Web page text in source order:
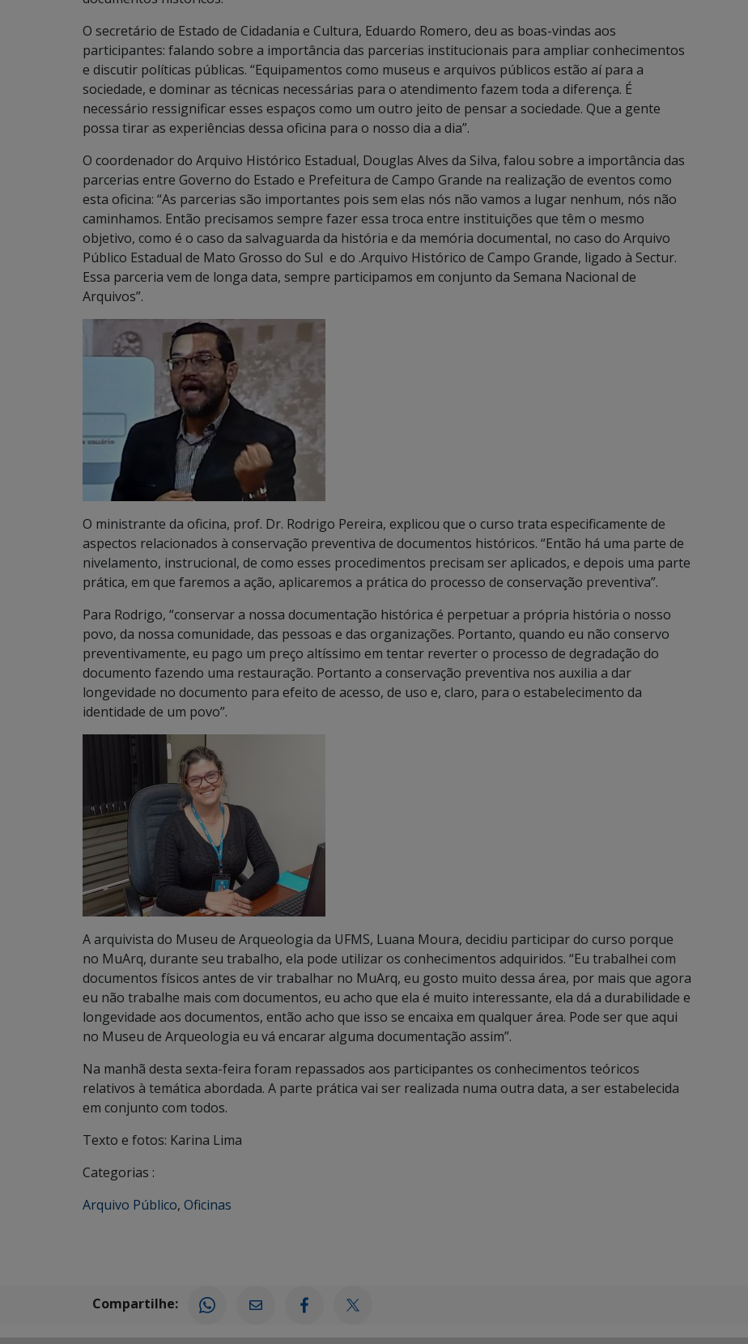
O secretário de Estado de Cidadania e Cultura, Eduardo Romero, deu as boas-vindas aos
participantes: falando sobre a importância das parcerias institucionais para ampliar conhecimentos
e discutir políticas públicas. “Equipamentos como museus e arquivos públicos estão aí para a
sociedade, e dominar as técnicas necessárias para o atendimento fazem toda a diferença. É
necessário ressignificar esses espaços como um outro jeito de pensar a sociedade. Que a gente
possa tirar as experiências dessa oficina para o nosso dia a dia”.
O coordenador do Arquivo Histórico Estadual, Douglas Alves da Silva, falou sobre a importância das
parcerias entre Governo do Estado e Prefeitura de Campo Grande na realização de eventos como
esta oficina: “As parcerias são importantes pois sem elas nós não vamos a lugar nenhum, nós não
caminhamos. Então precisamos sempre fazer essa troca entre instituições que têm o mesmo
objetivo, como é o caso da salvaguarda da história e da memória documental, no caso do Arquivo
Público Estadual de Mato Grosso do Sul e do .Arquivo Histórico de Campo Grande, ligado à Sectur.
Essa parceria vem de longa data, sempre participamos em conjunto da Semana Nacional de
Arquivos”.
O ministrante da oficina, prof. Dr. Rodrigo Pereira, explicou que o curso trata especificamente de
aspectos relacionados à conservação preventiva de documentos históricos. “Então há uma parte de
nivelamento, instrucional, de como esses procedimentos precisam ser aplicados, e depois uma parte
prática, em que faremos a ação, aplicaremos a prática do processo de conservação preventiva”.
Para Rodrigo, “conservar a nossa documentação histórica é perpetuar a própria história o nosso
povo, da nossa comunidade, das pessoas e das organizações. Portanto, quando eu não conservo
preventivamente, eu pago um preço altíssimo em tentar reverter o processo de degradação do
documento fazendo uma restauração. Portanto a conservação preventiva nos auxilia a dar
longevidade no documento para efeito de acesso, de uso e, claro, para o estabelecimento da
identidade de um povo”.
A arquivista do Museu de Arqueologia da UFMS, Luana Moura, decidiu participar do curso porque
no MuArq, durante seu trabalho, ela pode utilizar os conhecimentos adquiridos. “Eu trabalhei com
documentos físicos antes de vir trabalhar no MuArq, eu gosto muito dessa área, por mais que agora
eu não trabalhe mais com documentos, eu acho que ela é muito interessante, ela dá a durabilidade e
longevidade aos documentos, então acho que isso se encaixa em qualquer área. Pode ser que aqui
no Museu de Arqueologia eu vá encarar alguma documentação assim”.
Na manhã desta sexta-feira foram repassados aos participantes os conhecimentos teóricos
relativos à temática abordada. A parte prática vai ser realizada numa outra data, a ser estabelecida
em conjunto com todos.
Texto e fotos: Karina Lima
Categorias :
Arquivo Público, Oficinas
Compartilhe: